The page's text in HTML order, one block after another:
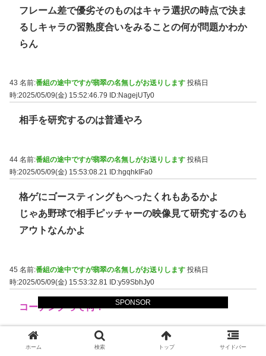
SPONSOR
フレーム差で優劣そのものはキャラ選択の時点で決ま
るしキャラの習熟度合いをみることの何が問題かわか
らん
43 名前:番組の途中ですが翡翠の名無しがお送りします 投稿日
時:2025/05/09(金) 15:52:46.79
ID:NagejUTy0
相手を研究するのは普通やろ
44 名前:番組の途中ですが翡翠の名無しがお送りします 投稿日
時:2025/05/09(金) 15:53:08.21
ID:hgqhkIFa0
格ゲにゴースティングもへったくれもあるかよ
じゃあ野球で相手ピッチャーの映像見て研究するのも
アウトなんかよ
45 名前:番組の途中ですが翡翠の名無しがお送りします 投稿日
時:2025/05/09(金) 15:53:32.81 ID:y59SbhJy0
コーチングって何？
46 名前:番組の途中ですが翡翠の名無しがお送りします
ホーム 検索 トップ サイドバー